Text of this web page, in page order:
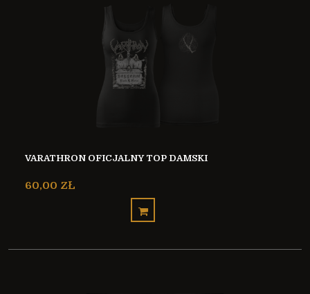
VARATHRON OFICJALNY TOP DAMSKI
60,00 ZŁ